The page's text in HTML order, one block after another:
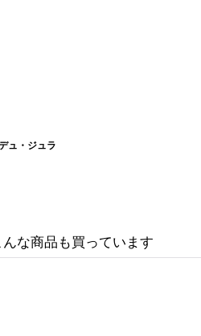
ュ・ジュラ
な商品も買っています